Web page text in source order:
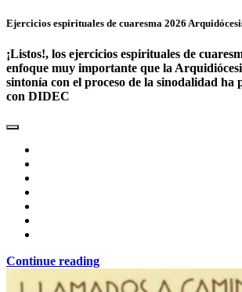
Ejercicios espirituales de cuaresma 2026
¡Listos!, los ejercicios espirituales de
enfoque muy importante que la
sintonía con el proceso de la sinodalidad ha
con DIDEC
Continue reading